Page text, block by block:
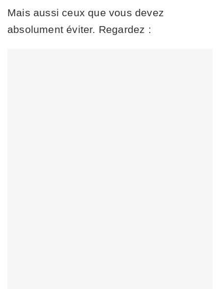
Mais aussi ceux que vous devez
absolument éviter. Regardez :